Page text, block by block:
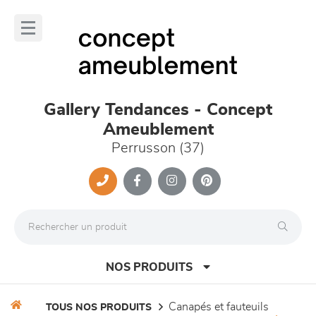
Gallery Tendances - Concept
Ameublement
Perrusson (37)
NOS PRODUITS
TOUS NOS PRODUITS canapés et fauteuils